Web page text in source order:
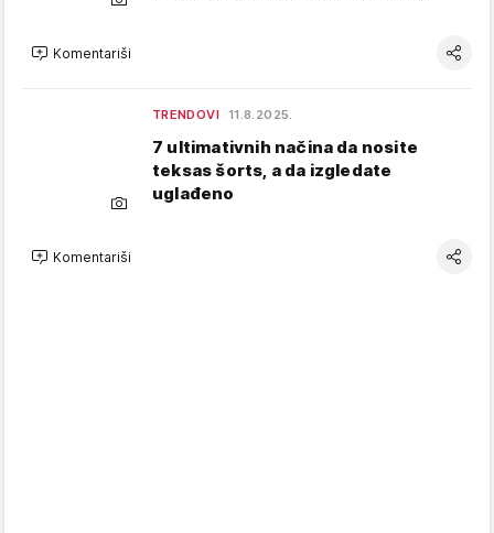
Komentariši
TRENDOVI 11.8.2025.
7 ultimativnih načina da nosite
teksas šorts, a da izgledate
uglađeno
Komentariši